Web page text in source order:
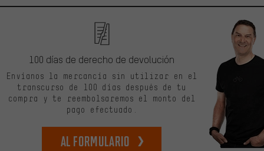
100 días de derecho de devolución
Envíanos la mercancía sin utilizar en el
transcurso de 100 días después de tu
compra y te reembolsaremos el monto del
pago efectuado.
Al formulario